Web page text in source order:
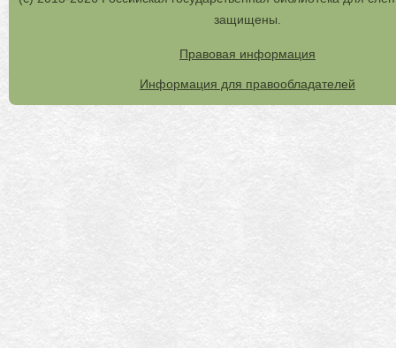
защищены.
Правовая информация
Информация для правообладателей